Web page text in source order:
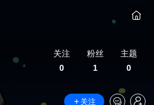
关注
0
粉丝
1
主题
0
关注